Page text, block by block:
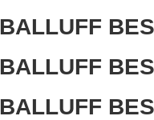
BALLUFF
BALLUFF
BALLUFF